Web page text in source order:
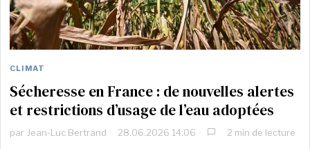
CLIMAT
Sécheresse en France : de nouvelles alertes
et restrictions d’usage de l’eau adoptées
par Jean-Luc Bertrand 28.06.2026 14:06 2 min de lecture